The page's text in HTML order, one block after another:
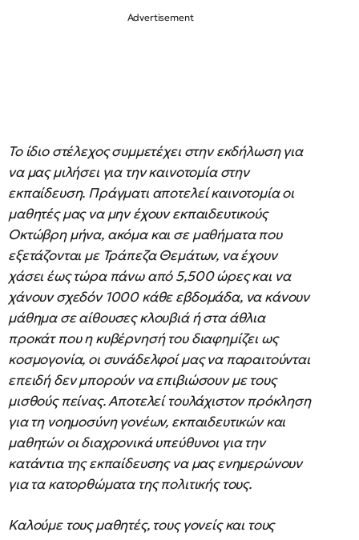
Το ίδιο στέλεχος συμμετέχει στην εκδήλωση για
να μας μιλήσει για την καινοτομία στην
εκπαίδευση. Πράγματι αποτελεί καινοτομία οι
μαθητές μας να μην έχουν εκπαιδευτικούς
Οκτώβρη μήνα, ακόμα και σε μαθήματα που
εξετάζονται με Τράπεζα Θεμάτων, να έχουν
χάσει έως τώρα πάνω από 5,500 ώρες και να
χάνουν σχεδόν 1000 κάθε εβδομάδα, να κάνουν
μάθημα σε αίθουσες κλουβιά ή στα άθλια
προκάτ που η κυβέρνησή του διαφημίζει ως
κοσμογονία, οι συνάδελφοί μας να παραιτούνται
επειδή δεν μπορούν να επιβιώσουν με τους
μισθούς πείνας. Αποτελεί τουλάχιστον πρόκληση
για τη νοημοσύνη γονέων, εκπαιδευτικών και
μαθητών οι διαχρονικά υπεύθυνοι για την
κατάντια της εκπαίδευσης να μας ενημερώνουν
για τα κατορθώματα της πολιτικής τους.
Καλούμε τους μαθητές, τους γονείς και τους